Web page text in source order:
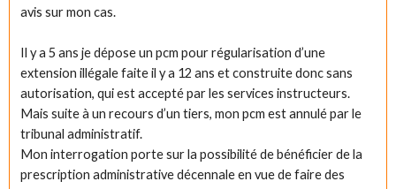
avis sur mon cas.
Il y a 5 ans je dépose un pcm pour régularisation d’une
extension illégale faite il y a 12 ans et construite donc sans
autorisation, qui est accepté par les services instructeurs.
Mais suite à un recours d’un tiers, mon pcm est annulé par le
tribunal administratif.
Mon interrogation porte sur la possibilité de bénéficier de la
prescription administrative décennale en vue de faire des